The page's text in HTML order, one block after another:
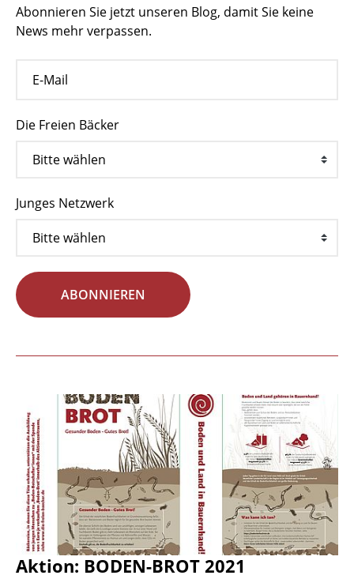
Abonnieren Sie jetzt unseren Blog, damit Sie keine
News mehr verpassen.
Die Freien Bäcker
Junges Netzwerk
ABONNIEREN
Aktion: BODEN-BROT 2021